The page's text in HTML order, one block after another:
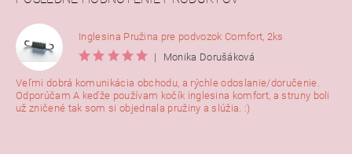
Inglesina Pružina pre podvozok Comfort, 2ks
|
Monika Dorušáková
Veľmi dobrá komunikácia obchodu, a rýchle odoslanie/doručenie.
Odporúčam A keďže používam kočík inglesina komfort, a struny boli
už zničené tak som si objednala pružiny a slúžia. :)